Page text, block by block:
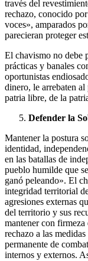
través del
rechazo, conocido
voces», amparados
parecieran proteger
El chavismo no debe
prácticas y banales
oportunistas
dinero, le arrebaten
patria libre, de la
Defender la
Mantener la postura
identidad,
en las batallas de
pueblo humilde que
ganó peleando». El
integridad territorial
agresiones externas
del territorio y sus
mantener con
rechazo a las
permanente de
internos y externos.